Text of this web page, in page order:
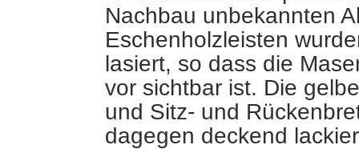
Nachbau unbekannten
Eschenholzleisten
lasiert, so dass die
vor sichtbar ist. Die
und Sitz- und
dagegen deckend